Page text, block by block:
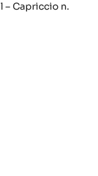
– Capriccio n.